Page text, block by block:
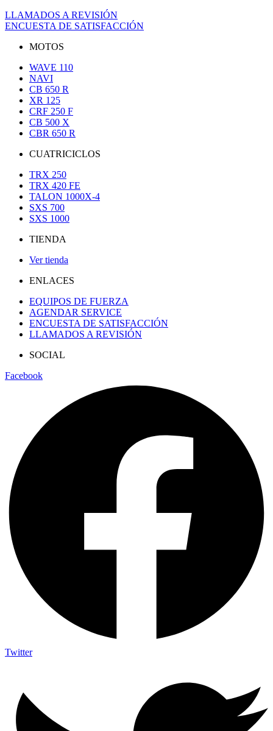
LLAMADOS A REVISIÓN
ENCUESTA DE SATISFACCIÓN
MOTOS
WAVE 110
NAVI
CB 650 R
XR 125
CRF 250 F
CB 500 X
CBR 650 R
CUATRICICLOS
TRX 250
TRX 420 FE
TALON 1000X-4
SXS 700
SXS 1000
TIENDA
Ver tienda
ENLACES
EQUIPOS DE FUERZA
AGENDAR SERVICE
ENCUESTA DE SATISFACCIÓN
LLAMADOS A REVISIÓN
SOCIAL
Facebook
Twitter